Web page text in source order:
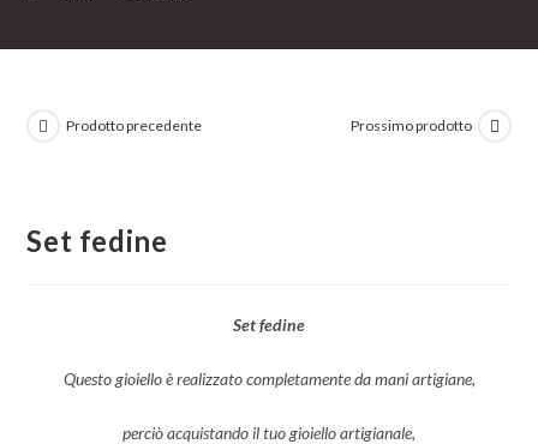
Prodotto precedente Prossimo prodotto
Set fedine
Set fedine
Questo gioiello è realizzato completamente da mani artigiane,
perciò acquistando il tuo gioiello artigianale,